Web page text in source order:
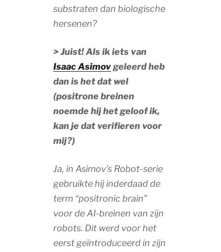
substraten dan biologische
hersenen?
> Juist! Als ik iets van
Isaac Asimovgeleerd heb
dan is het dat wel
(positrone breinen
noemde hij het geloof ik,
kan je dat verifieren voor
mij?)
Ja, in Asimov’s Robot-serie
gebruikte hij inderdaad de
term “positronic brain”
voor de AI-breinen van zijn
robots. Dit werd voor het
eerst geïntroduceerd in zijn